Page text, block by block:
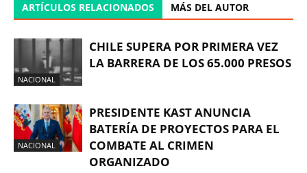
ARTÍCULOS RELACIONADOS MÁS DEL AUTOR
NACIONAL
CHILE SUPERA POR PRIMERA VEZ
LA BARRERA DE LOS 65.000 PRESOS
NACIONAL
PRESIDENTE KAST ANUNCIA
BATERÍA DE PROYECTOS PARA EL
COMBATE AL CRIMEN
ORGANIZADO